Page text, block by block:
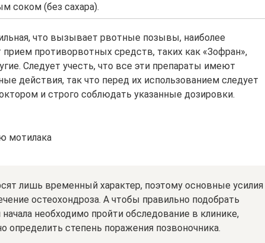
соком (без сахара).
что вызывает рвотные позывы, наиболее
противорвотных средств, таких как «Зофран»,
Следует учесть, что все эти препараты имеют
действия, так что перед их использованием следует
и строго соблюдать указанные дозировки.
мотилака
лишь временный характер, поэтому основные усилия
остеохондроза. А чтобы правильно подобрать
необходимо пройти обследование в клинике,
определить степень поражения позвоночника.